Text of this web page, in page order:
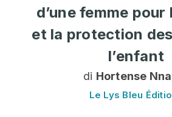
d’une femme
et la protection
l’enfant
di Hortense
Le Lys Bleu